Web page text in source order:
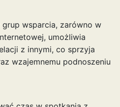
wsparcia, zarówno w
umożliwia
z innymi, co sprzyja
wzajemnemu podnoszeniu